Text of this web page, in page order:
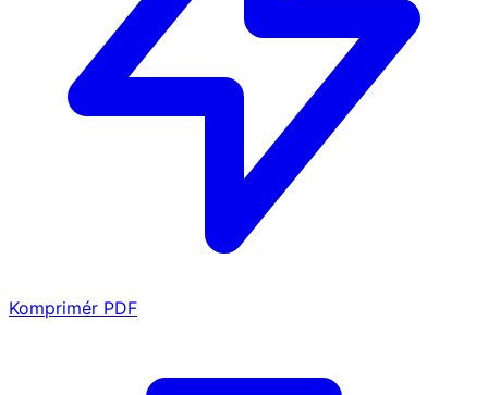
Komprimér PDF